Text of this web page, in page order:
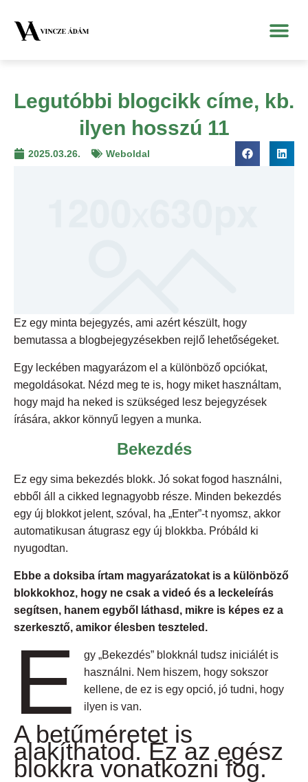
Legutóbbi blogcikk címe, kb.
ilyen hosszú 11
2025.03.26. Weboldal
Ez egy minta bejegyzés, ami azért készült, hogy
bemutassa a blogbejegyzésekben rejlő lehetőségeket.
Egy leckében magyarázom el a különböző opciókat,
megoldásokat. Nézd meg te is, hogy miket használtam,
hogy majd ha neked is szükséged lesz bejegyzések
írására, akkor könnyű legyen a munka.
Bekezdés
Ez egy sima bekezdés blokk. Jó sokat fogod használni,
ebből áll a cikked legnagyobb része. Minden bekezdés
egy új blokkot jelent, szóval, ha „Enter”-t nyomsz, akkor
automatikusan átugrasz egy új blokkba. Próbáld ki
nyugodtan.
Ebbe a doksiba írtam magyarázatokat is a különböző
blokkokhoz, hogy ne csak a videó és a leckeleírás
segítsen, hanem egyből láthasd, mikre is képes ez a
szerkesztő, amikor élesben teszteled.
E
gy „Bekezdés” blokknál tudsz iniciálét is
használni. Nem hiszem, hogy sokszor
kellene, de ez is egy opció, jó tudni, hogy
ilyen is van.
A betűméretet is
alakíthatod. Ez az egész
blokkra vonatkozni fog.